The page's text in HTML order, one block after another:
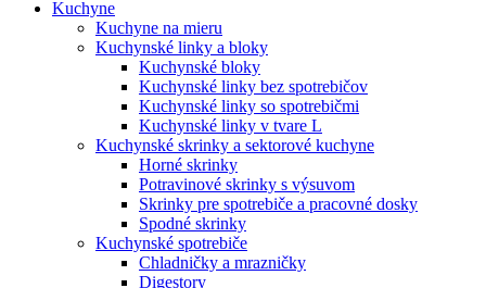
Kuchyne
Kuchyne na mieru
Kuchynské linky a bloky
Kuchynské bloky
Kuchynské linky bez spotrebičov
Kuchynské linky so spotrebičmi
Kuchynské linky v tvare L
Kuchynské skrinky a sektorové kuchyne
Horné skrinky
Potravinové skrinky s výsuvom
Skrinky pre spotrebiče a pracovné dosky
Spodné skrinky
Kuchynské spotrebiče
Chladničky a mrazničky
Digestory